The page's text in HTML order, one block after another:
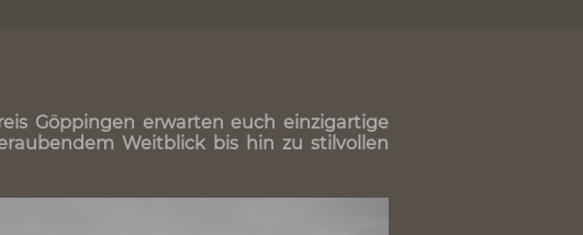
Landkreis Göppingen erwarten euch einzigartige